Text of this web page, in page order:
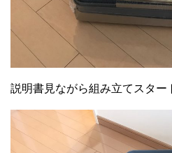
説明書見ながら組み立てスター